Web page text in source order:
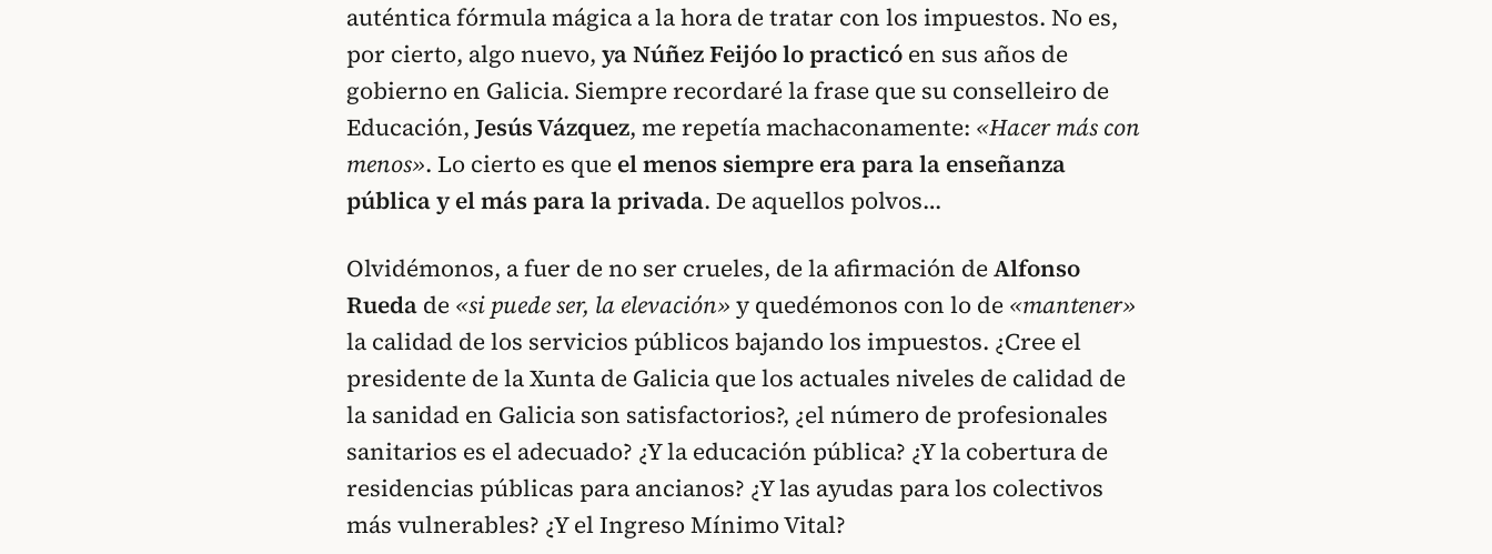
auténtica fórmula mágica a la hora de tratar con los impuestos. No es,
por cierto, algo nuevo, ya Núñez Feijóo lo practicó en sus años de
gobierno en Galicia. Siempre recordaré la frase que su conselleiro de
Educación, Jesús Vázquez, me repetía machaconamente: «Hacer más con
menos». Lo cierto es que el menos siempre era para la enseñanza
pública y el más para la privada. De aquellos polvos…
Olvidémonos, a fuer de no ser crueles, de la afirmación deAlfonso
Rueda de «si puede ser, la elevación» y quedémonos con lo de «mantener»
la calidad de los servicios públicos bajando los impuestos. ¿Cree el
presidente de la Xunta de Galicia que los actuales niveles de calidad de
la sanidad en Galicia son satisfactorios?, ¿el número de profesionales
sanitarios es el adecuado? ¿Y la educación pública? ¿Y la cobertura de
residencias públicas para ancianos? ¿Y las ayudas para los colectivos
más vulnerables? ¿Y el Ingreso Mínimo Vital?